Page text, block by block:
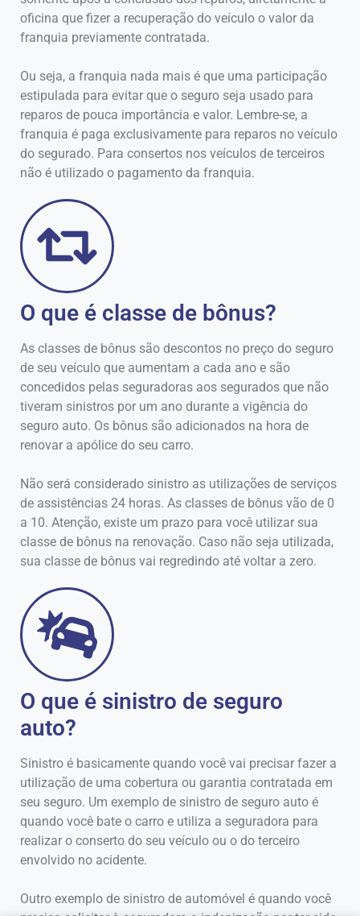
oficina que fizer a recuperação do veículo o valor da
franquia previamente contratada.
Ou seja, a franquia nada mais é que uma participação
estipulada para evitar que o seguro seja usado para
reparos de pouca importância e valor. Lembre-se, a
franquia é paga exclusivamente para reparos no veículo
do segurado. Para consertos nos veículos de terceiros
não é utilizado o pagamento da franquia.
O que é classe de bônus?
As classes de bônus são descontos no preço do seguro
de seu veículo que aumentam a cada ano e são
concedidos pelas seguradoras aos segurados que não
tiveram sinistros por um ano durante a vigência do
seguro auto. Os bônus são adicionados na hora de
renovar a apólice do seu carro.
Não será considerado sinistro as utilizações de serviços
de assistências 24 horas. As classes de bônus vão de 0
a 10. Atenção, existe um prazo para você utilizar sua
classe de bônus na renovação. Caso não seja utilizada,
sua classe de bônus vai regredindo até voltar a zero.
O que é sinistro de seguro
auto?
Sinistro é basicamente quando você vai precisar fazer a
utilização de uma cobertura ou garantia contratada em
seu seguro. Um exemplo de sinistro de seguro auto é
quando você bate o carro e utiliza a seguradora para
realizar o conserto do seu veículo ou o do terceiro
envolvido no acidente.
Outro exemplo de sinistro de automóvel é quando você